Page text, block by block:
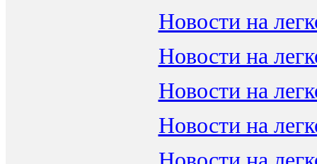
Новости на
Новости на
Новости на
Новости на